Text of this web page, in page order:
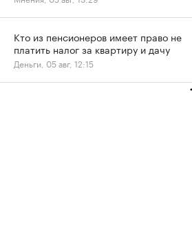
Кто из пенсионеров имеет право не
платить налог за квартиру и дачу
Деньги, 05 авг, 12:15